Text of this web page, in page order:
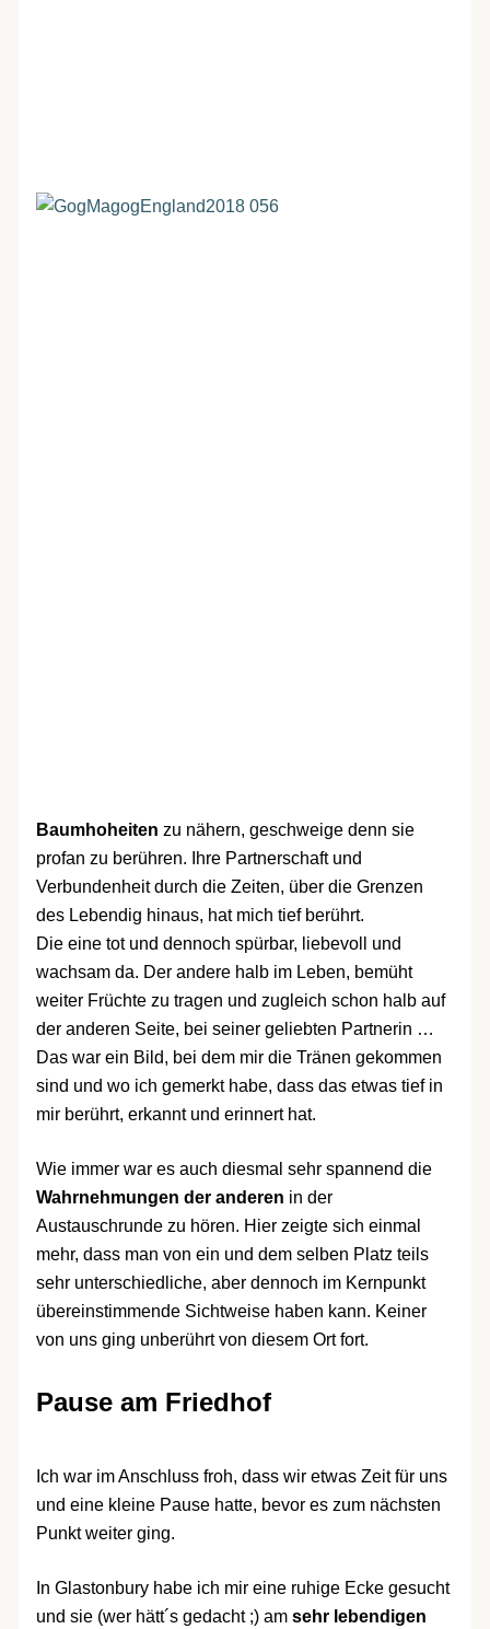
Baumhoheiten zu nähern, geschweige denn sie
profan zu berühren. Ihre Partnerschaft und
Verbundenheit durch die Zeiten, über die Grenzen
des Lebendig hinaus, hat mich tief berührt.
Die eine tot und dennoch spürbar, liebevoll und
wachsam da. Der andere halb im Leben, bemüht
weiter Früchte zu tragen und zugleich schon halb auf
der anderen Seite, bei seiner geliebten Partnerin …
Das war ein Bild, bei dem mir die Tränen gekommen
sind und wo ich gemerkt habe, dass das etwas tief in
mir berührt, erkannt und erinnert hat.
Wie immer war es auch diesmal sehr spannend die
Wahrnehmungen der anderen in der
Austauschrunde zu hören. Hier zeigte sich einmal
mehr, dass man von ein und dem selben Platz teils
sehr unterschiedliche, aber dennoch im Kernpunkt
übereinstimmende Sichtweise haben kann. Keiner
von uns ging unberührt von diesem Ort fort.
Pause am Friedhof
Ich war im Anschluss froh, dass wir etwas Zeit für uns
und eine kleine Pause hatte, bevor es zum nächsten
Punkt weiter ging.
In Glastonbury habe ich mir eine ruhige Ecke gesucht
und sie (wer hätt´s gedacht ;) am sehr lebendigen